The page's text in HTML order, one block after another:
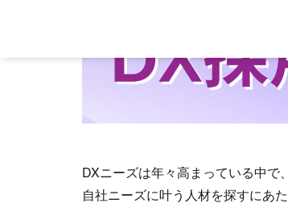
DXニーズは年々高まっている中で
自社ニーズに叶う人材を探すにあ